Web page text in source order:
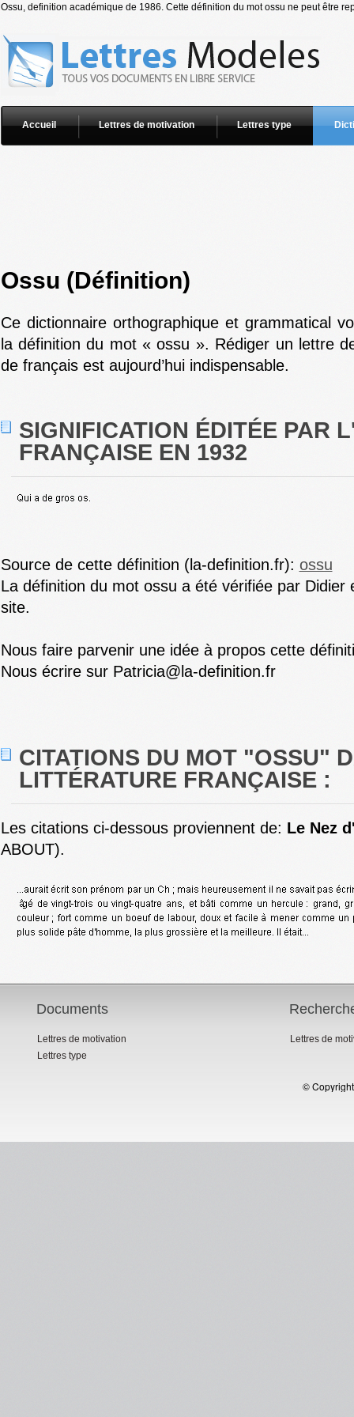
Ossu, definition académique de 1986. Cette définition du mot ossu ne peut être
Accueil Lettres de motivation Lettres type
Ossu (Définition)
Ce dictionnaire orthographique et grammatical
la définition du mot « ossu ». Rédiger un lettre
de français est aujourd’hui indispensable.
SIGNIFICATION ÉDITÉE PAR
FRANÇAISE EN 1932
Source de cette définition (la-definition.fr): ossu
La définition du mot ossu a été vérifiée par Didier
site.
Nous faire parvenir une idée à propos cette
Nous écrire sur Patricia@la-definition.fr
CITATIONS DU MOT "OSSU"
LITTÉRATURE FRANÇAISE :
Les citations ci-dessous proviennent de: Le Nez
ABOUT).
Documents
Lettres de motivation
Lettres type
Lettres de
©